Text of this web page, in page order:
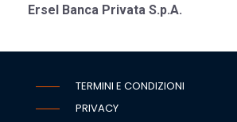
Ersel Banca Privata S.p.A.
TERMINI E CONDIZIONI
PRIVACY